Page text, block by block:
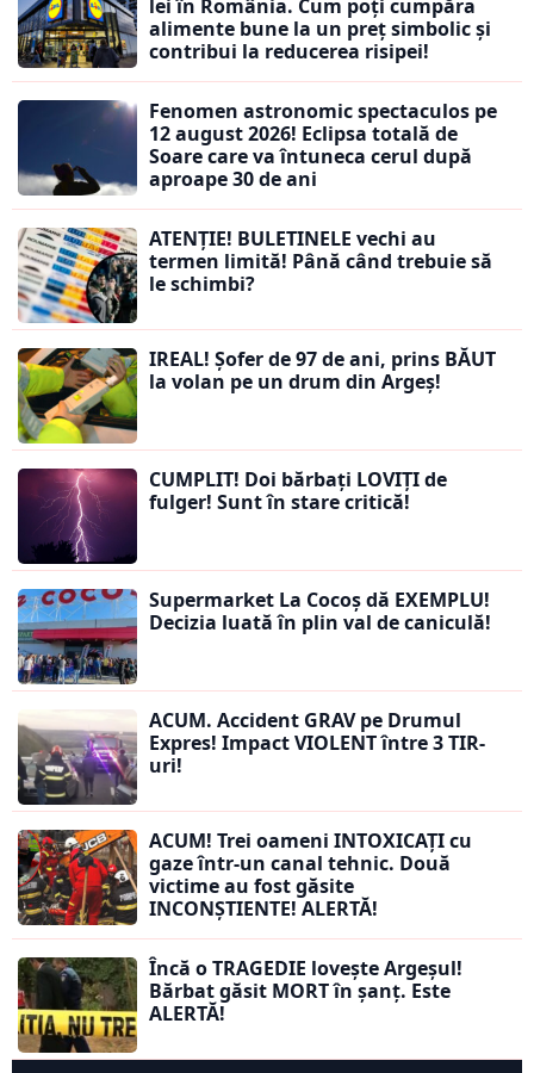
lei în România. Cum poți cumpăra
alimente bune la un preț simbolic și
contribui la reducerea risipei!
Fenomen astronomic spectaculos pe
12 august 2026! Eclipsa totală de
Soare care va întuneca cerul după
aproape 30 de ani
ATENȚIE! BULETINELE vechi au
termen limită! Până când trebuie să
le schimbi?
IREAL! Șofer de 97 de ani, prins BĂUT
la volan pe un drum din Argeș!
CUMPLIT! Doi bărbați LOVIȚI de
fulger! Sunt în stare critică!
Supermarket La Cocoș dă EXEMPLU!
Decizia luată în plin val de caniculă!
ACUM. Accident GRAV pe Drumul
Expres! Impact VIOLENT între 3 TIR-
uri!
ACUM! Trei oameni INTOXICAȚI cu
gaze într-un canal tehnic. Două
victime au fost găsite
INCONȘTIENTE! ALERTĂ!
Încă o TRAGEDIE lovește Argeșul!
Bărbat găsit MORT în șanț. Este
ALERTĂ!